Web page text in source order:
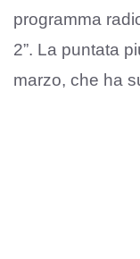
programma
2”. La puntata
marzo, che ha